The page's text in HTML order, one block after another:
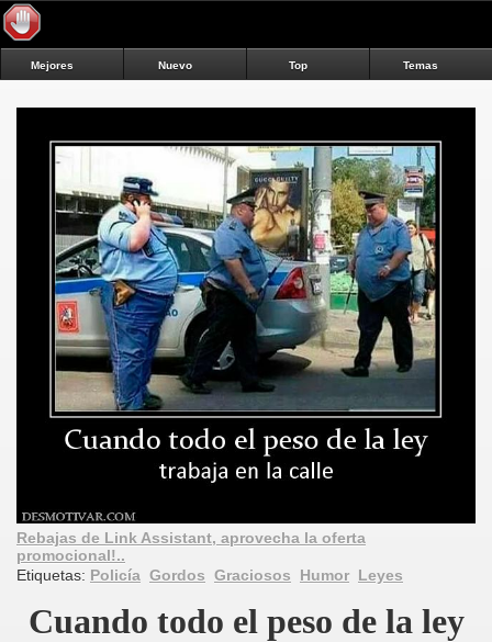
Mejores Nuevo Top Temas
Rebajas de Link Assistant, aprovecha la oferta
promocional!..
Etiquetas: Policía Gordos Graciosos Humor Leyes
Cuando todo el peso de la ley